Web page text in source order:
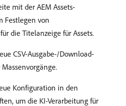
mit der AEM Assets-
Festlegen von
die Titelanzeige für Assets.
CSV-Ausgabe-/Download-
Konfiguration in den
um die KI-Verarbeitung für